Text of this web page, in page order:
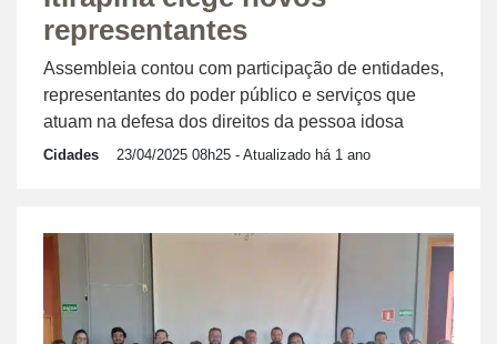
representantes
Assembleia contou com participação de entidades,
representantes do poder público e serviços que
atuam na defesa dos direitos da pessoa idosa
Cidades 23/04/2025 08h25 - Atualizado há 1 ano